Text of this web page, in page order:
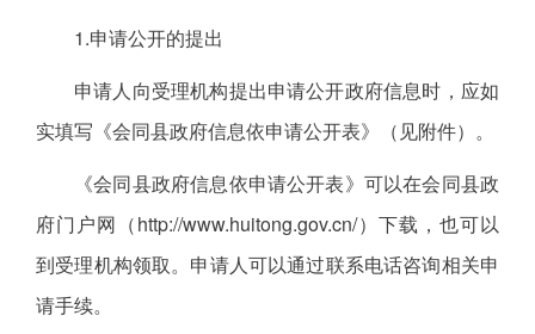
1.申请公开的提出
申请人向受理机构提出申请公开政府信息时，应如
实填写《会同县政府信息依申请公开表》（见附件）。
《会同县政府信息依申请公开表》可以在会同县政
府门户网（http://www.huitong.gov.cn/）下载，也可以
到受理机构领取。申请人可以通过联系电话咨询相关申
请手续。